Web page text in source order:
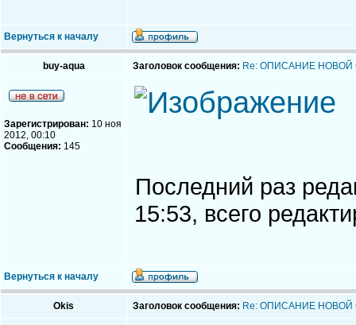
Вернуться к началу
buy-aqua Заголовок сообщения: Re: ОПИСАНИЕ
Зарегистрирован: 10 ноя
2012, 00:10
Сообщения: 145
Последний раз
15:53, всего
Вернуться к началу
Okis Заголовок сообщения: Re: ОПИСАНИЕ